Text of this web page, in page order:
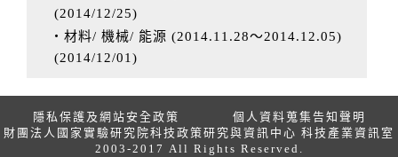
(2014/12/25)
‧材料/ 機械/ 能源 (2014.11.28～2014.12.05)
(2014/12/01 )
隱私保護及網站安全政策
個人資料蒐集告知聲明
財團法人國家實驗研究院科技政策研究與資訊中心 科技產業資訊室
2003-2017 All Rights Reserved.